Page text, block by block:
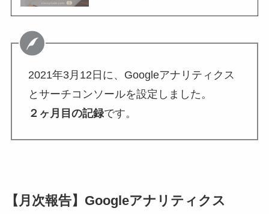
2021年3月12日に、Googleアナリティクス
とサーチコンソールを設定しました。
２ヶ月目の記録です。
【月次報告】Googleアナリティクス